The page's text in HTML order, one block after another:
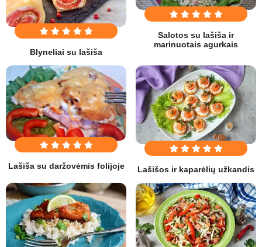
Blyneliai su lašiša
Salotos su lašiša ir
marinuotais agurkais
Lašiša su daržovėmis folijoje Lašišos ir kaparėlių užkandis